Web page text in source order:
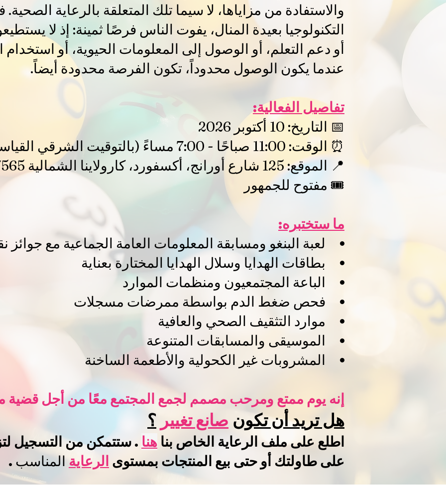
والاستفادة من مزاياها، لا سيما تلك المتعلقة بالرعاية
التكنولوجيا بعيدة المنال، يفوت الناس فرصًا ثمينة: إذ لا
أو دعم التعلم، أو الوصول إلى المعلومات الحيوية، أو استخدام
عندما يكون الوصول محدوداً، تكون الفرصة محدودة أيضاً.
تفاصيل الفعالية:
📅 التاريخ: 10 أكتوبر 2026
⏰ الوقت: 11:00 صباحًا - 7:00 مساءً (بالتوقيت الشرقي القياسي)
📍 الموقع: 125 شارع أورانج، أكسفورد، كارولاينا الشمالية 27565
🎟️ مفتوح للجمهور
ما ستختبره:
لعبة البنغو ومسابقة المعلومات العامة الجماعية مع جوائز
بطاقات الهدايا وسلال الهدايا المختارة بعناية
الباعة المجتمعيون ومنظمات الموارد
فحص ضغط الدم بواسطة ممرضات مسجلات
موارد التثقيف الصحي والعافية
الموسيقى والمسابقات المتنوعة
المشروبات غير الكحولية والأطعمة الساخنة
إنه يوم ممتع ومرحب مصمم لجمع المجتمع معًا من أجل قضية
هل تريد أن تكون صانع تغيير ؟
اطلع على ملف الرعاية الخاص بنا هنا . ستتمكن من التسجيل
على طاولتك أو حتى بيع المنتجات بمستوى الرعايةالمناسب .